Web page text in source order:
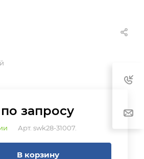
запросу
Арт. swk28-31007.
В корзину